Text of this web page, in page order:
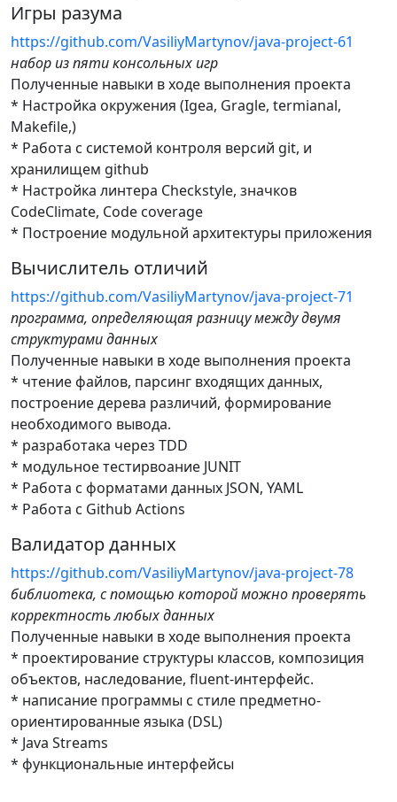
Игры разума
https://github.com/VasiliyMartynov/java-project-61
набор из пяти консольных игр
Полученные навыки в ходе выполнения проекта
* Настройка окружения (Igea, Gragle, termianal,
Makefile,)
* Работа с системой контроля версий git, и
хранилищем github
* Настройка линтера Checkstyle, значков
CodeClimate, Code coverage
* Построение модульной архитектуры приложения
Вычислитель отличий
https://github.com/VasiliyMartynov/java-project-71
программа, определяющая разницу между двумя
структурами данных
Полученные навыки в ходе выполнения проекта
* чтение файлов, парсинг входящих данных,
построение дерева различий, формирование
необходимого вывода.
* разработака через TDD
* модульное тестирвоание JUNIT
* Работа с форматами данных JSON, YAML
* Работа с Github Actions
Валидатор данных
https://github.com/VasiliyMartynov/java-project-78
библиотека, с помощью которой можно проверять
корректность любых данных
Полученные навыки в ходе выполнения проекта
* проектирование структуры классов, композиция
объектов, наследование, fluent-интерфейс.
* написание программы с стиле предметно-
ориентированные языка (DSL)
* Java Streams
* функциональные интерфейсы